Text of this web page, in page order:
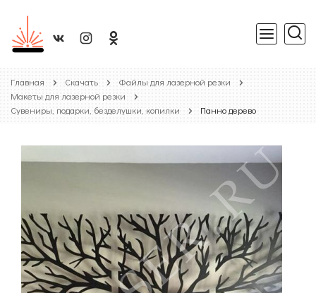
Главная Скачать
Файлы для лазерной резки
Макеты для лазерной резки
Сувениры, подарки, безделушки, копилки
Панно дерево